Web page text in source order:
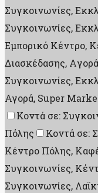
Συγκοινωνίες,
Συγκοινωνίες,
Εμπορικό Κέντρο,
Διασκέδασης,
Συγκοινωνίες,
Αγορά, Super
Κοντά σε:
Πόλης
Κοντά σε:
Κέντρο Πόλης,
Συγκοινωνίες,
Συγκοινωνίες,